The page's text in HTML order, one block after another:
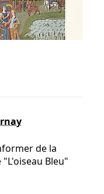
de la
Bleu"